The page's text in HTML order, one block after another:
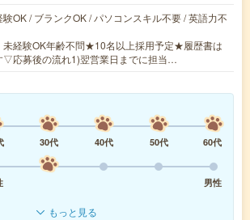
OK / ブランクOK / パソコンスキル不要 / 英語力不
未経験OK年齢不問★10名以上採用予定★履歴書は
▽応募後の流れ1)翌営業日までに担当…
30代 40代 50代
60代
男性
もっと見る